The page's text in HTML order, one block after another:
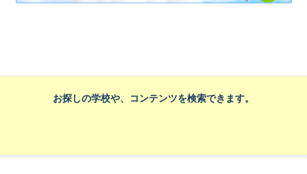
お探しの学校や、コンテンツを検索できます。